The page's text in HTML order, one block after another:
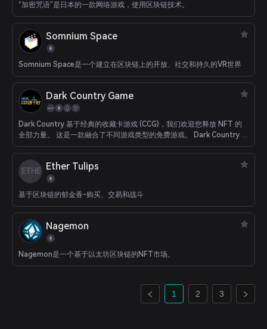
“加密咒语”是日本的一款网络游戏，使用区块链技术。
Somnium Space
Somnium Space是一个建立在区块链上的开放、社交和持久的VR世界
Dark Country Game
Dark Country 基于经典的收藏卡游戏 (CCG)，我们欢迎您释放 NFT 的
全部力量。 这是一款融合了不同游戏类型的免费游戏。 Dark Country 支
持以太坊、EOS、TRX、WAX 等网络。 此外，我们支持任何其他常规货
门槛。
ETHE Ether Tulips
基于区块链的郁金香-购买、交易和战斗
Nagemon
Nagemon是一个基于以太坊区块链的NFT市场。
1 2 3